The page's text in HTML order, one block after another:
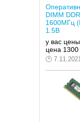
DIMM
1600МГц
1.5В
у вас
цена